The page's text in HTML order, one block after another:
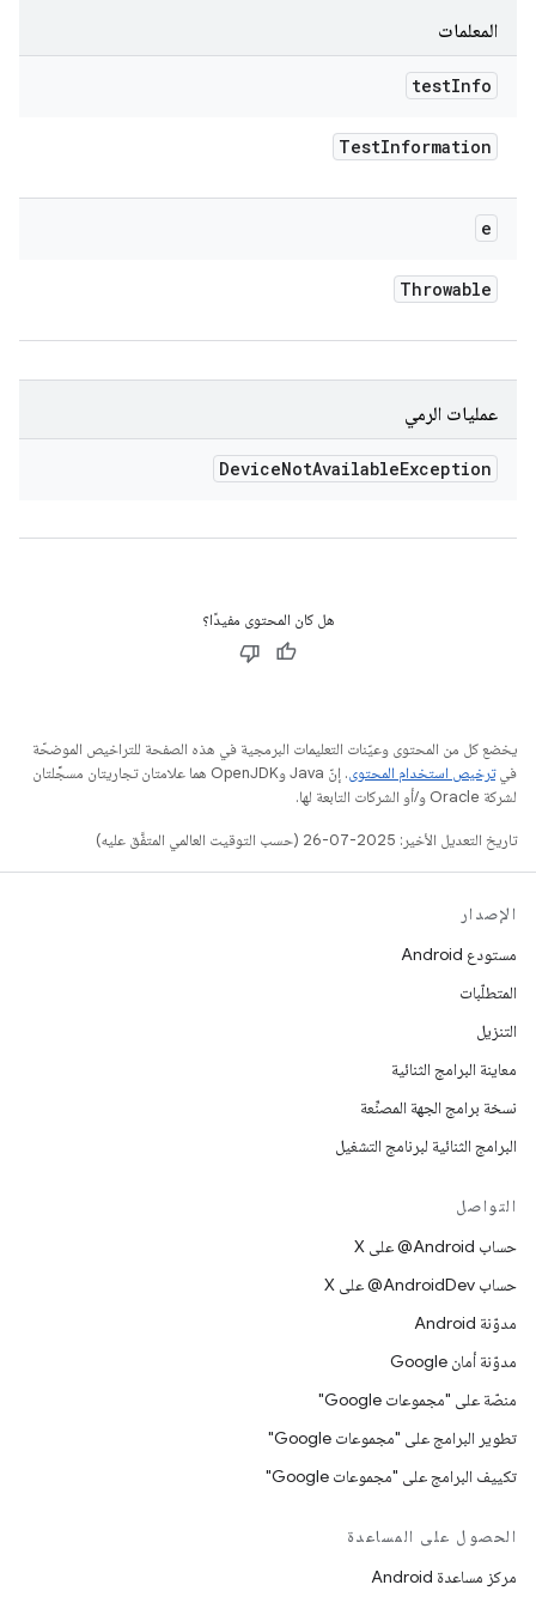
المعلمات
testInfo
TestInformation
e
Throwable
عمليات الرمي
DeviceNotAvailableException
هل كان المحتوى مفيدًا؟
يخضع كل من المحتوى وعيّنات التعليمات البرمجية في هذه الصفحة للتراخيص الموضحّة
فيترخيص استخدام المحتوى
. إنّ Java وOpenJDK هما علامتان تجاريتان مسجَّلتان
لشركة Oracle و/أو الشركات التابعة لها.
تاريخ التعديل الأخير: 2025-07-26 (حسب التوقيت العالمي المتفَّق عليه)
الإصدار
مستودع Android
المتطلّبات
التنزيل
معاينة البرامج الثنائية
نسخة برامج الجهة المصنِّعة
البرامج الثنائية لبرنامج التشغيل
التواصل
حساب ‎@Android على X
حساب ‎@AndroidDev على X
مدوّنة Android
مدوّنة أمان Google
منصّة على "مجموعات Google"
تطوير البرامج على "مجموعات Google"
تكييف البرامج على "مجموعات Google"
الحصول على المساعدة
مركز مساعدة Android